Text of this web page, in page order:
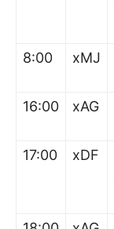
8:00 xMJ
16:00 xAG
17:00 xDF